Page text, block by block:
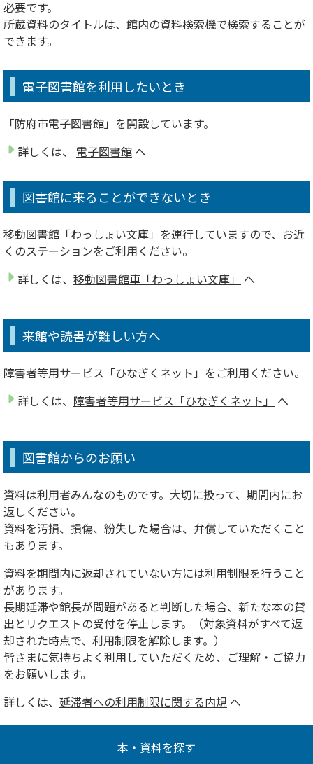
必要です。
所蔵資料のタイトルは、館内の資料検索機で検索することが
できます。
電子図書館を利用したいとき
「防府市電子図書館」を開設しています。
詳しくは、 電子図書館 へ
図書館に来ることができないとき
移動図書館「わっしょい文庫」を運行していますので、お近
くのステーションをご利用ください。
詳しくは、 移動図書館車「わっしょい文庫」 へ
来館や読書が難しい方へ
障害者等用サービス「ひなぎくネット」をご利用ください。
詳しくは、 障害者等用サービス「ひなぎくネット」 へ
図書館からのお願い
資料は利用者みんなのものです。大切に扱って、期間内にお
返しください。
資料を汚損、損傷、紛失した場合は、弁償していただくこと
もあります。
資料を期間内に返却されていない方には利用制限を行うこと
があります。
長期延滞や館長が問題があると判断した場合、新たな本の貸
出とリクエストの受付を停止します。（対象資料がすべて返
却された時点で、利用制限を解除します。）
皆さまに気持ちよく利用していただくため、ご理解・ご協力
をお願いします。
詳しくは、 延滞者への利用制限に関する内規 へ
本・資料を探す